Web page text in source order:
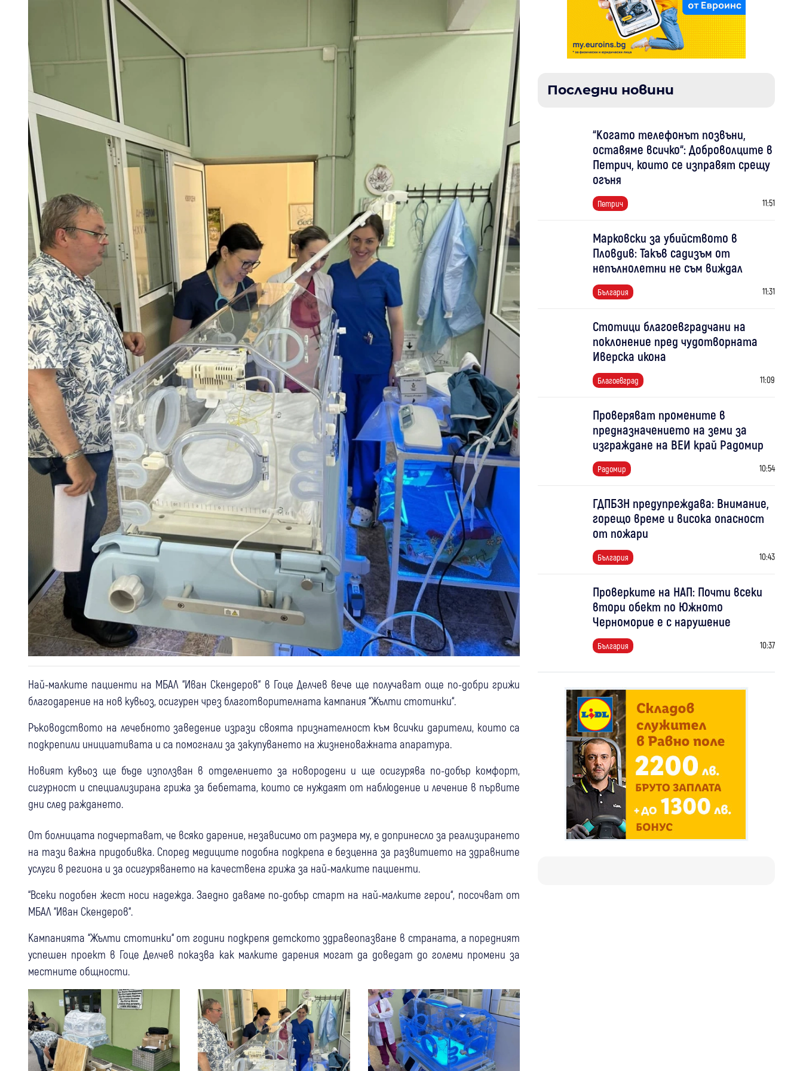
Най-малките пациенти на МБАЛ “Иван Скендеров“ в Гоце Делчев вече ще получават още по-добри грижи
благодарение на нов кувьоз, осигурен чрез благотворителната кампания “Жълти стотинки“.
Ръководството на лечебното заведение изрази своята признателност към всички дарители, които са
подкрепили инициативата и са помогнали за закупуването на жизненоважната апаратура.
Новият кувьоз ще бъде използван в отделението за новородени и ще осигурява по-добър комфорт,
сигурност и специализирана грижа за бебетата, които се нуждаят от наблюдение и лечение в първите
дни след раждането.
От болницата подчертават, че всяко дарение, независимо от размера му, е допринесло за реализирането
на тази важна придобивка. Според медиците подобна подкрепа е безценна за развитието на здравните
услуги в региона и за осигуряването на качествена грижа за най-малките пациенти.
“Всеки подобен жест носи надежда. Заедно даваме по-добър старт на най-малките герои“, посочват от
МБАЛ “Иван Скендеров“.
Кампанията “Жълти стотинки“ от години подкрепя детското здравеопазване в страната, а поредният
успешен проект в Гоце Делчев показва как малките дарения могат да доведат до големи промени за
местните общности.
Благоевград Гоце Делчев Петрич 04 авг
Чудотворната Хавайска икона на
Последни новини
“Когато телефонът позвъни,
оставяме всичко“: Доброволците в
Петрич, които се изправят срещу
огъня
Петрич 11:51
Марковски за убийството в
Пловдив: Такъв садизъм от
непълнолетни не съм виждал
България 11:31
Стотици благоевградчани на
поклонение пред чудотворната
Иверска икона
Благоевград 11:09
Проверяват промените в
предназначението на земи за
изграждане на ВЕИ край Радомир
Радомир 10:54
ГДПБЗН предупреждава: Внимание,
горещо време и висока опасност
от пожари
България 10:43
Проверките на НАП: Почти всеки
втори обект по Южното
Черноморие е с нарушение
България 10:37